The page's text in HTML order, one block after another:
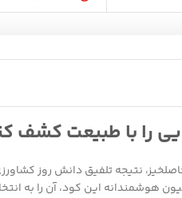
را با طبیعت کشف
نتیجه تلفیق دانش روز
هوشمندانه این کود، آن را به